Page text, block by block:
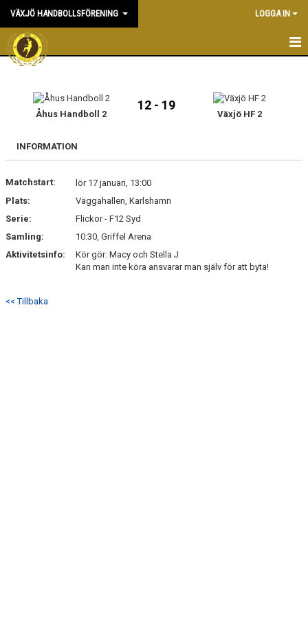
VÄXJÖ HANDBOLLSFÖRENING LOGGA IN
HEM
NYHETER
KONTAKT & KANSLI
DOKUMENT
VÅRA LAG
Åhus Handboll 2
12 - 19
Växjö HF 2
INFORMATION
Matchstart:
lör 17 januari, 13:00
Plats:
Väggahallen, Karlshamn
Serie:
Flickor - F12 Syd
Samling:
10:30, Griffel Arena
Aktivitetsinfo:
Kör gör: Macy och Stella J
Kan man inte köra ansvarar man själv för att byta!
<< Tillbaka